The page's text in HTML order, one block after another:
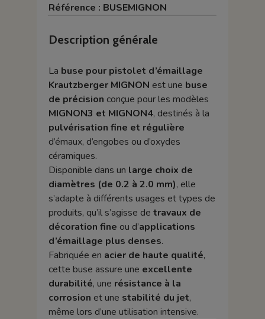
Référence : BUSEMIGNON
Description générale
La buse pour pistolet d’émaillage
Krautzberger MIGNON est une buse
de précision conçue pour les modèles
MIGNON3 et MIGNON4, destinés à la
pulvérisation fine et régulière
d’émaux, d’engobes ou d’oxydes
céramiques.
Disponible dans un large choix de
diamètres (de 0.2 à 2.0 mm), elle
s’adapte à différents usages et types de
produits, qu’il s’agisse de travaux de
décoration fine ou d’applications
d’émaillage plus denses.
Fabriquée en acier de haute qualité,
cette buse assure une excellente
durabilité, une résistance à la
corrosion et une stabilité du jet,
même lors d’une utilisation intensive.